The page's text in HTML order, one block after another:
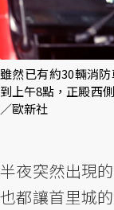
雖然已有約30輛消
到上午8點，正殿西
／歐新社
半夜突然出現
也都讓首里城